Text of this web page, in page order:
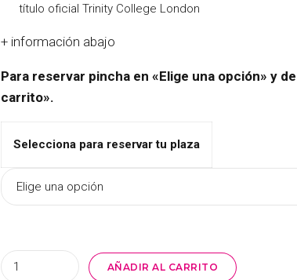
título oficial Trinity College London
+ información abajo
Para reservar pincha en «Elige una opción» y
carrito».
Selecciona para reservar tu plaza
Quantity
AÑADIR AL CARRITO